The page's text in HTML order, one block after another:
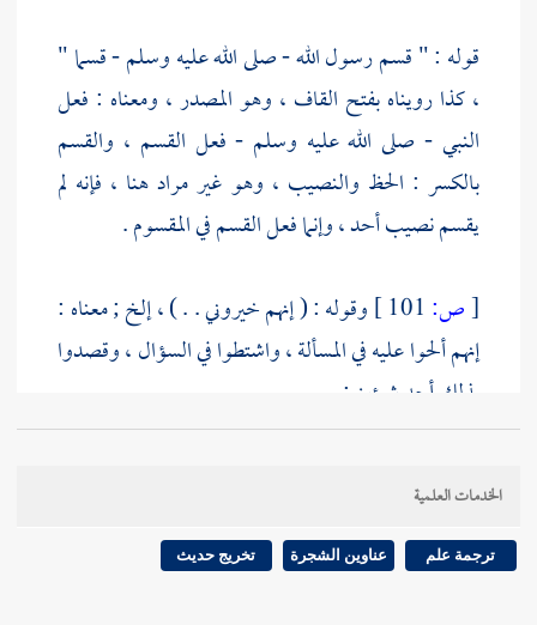
قوله : " قسم رسول الله - صلى الله عليه وسلم - قسما "
، كذا رويناه بفتح القاف ، وهو المصدر ، ومعناه : فعل
النبي - صلى الله عليه وسلم - فعل القسم ، والقسم
بالكسر : الحظ والنصيب ، وهو غير مراد هنا ، فإنه لم
يقسم نصيب أحد ، وإنما فعل القسم في المقسوم .
[ص:
وقوله : ( إنهم خيروني . . ) ، إلخ ; معناه :
إنهم ألحوا عليه في المسألة ، واشتطوا في السؤال ، وقصدوا
بذلك أحد شيئين :
إما أن يصلوا إلى ما طلبوه ، أو ينسبوه إلى البخل ، فاختار
النبي - صلى الله عليه وسلم - ما يقتضيه كرمه من
إعطائهم ما سألوه ، وصبره على جفوتهم ، فسلم من نسبة
الخدمات العلمية
ترجمة علم عناوين الشجرة تخريج حديث